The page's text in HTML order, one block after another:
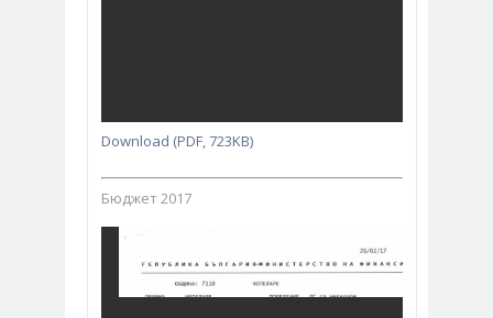
Download (PDF, 723KB)
Бюджет 2017